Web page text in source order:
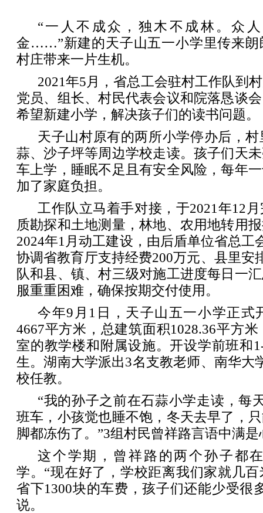
“一人不成众，独木不成林。众
金……”新建的天子山五一小学里传来朗
村庄带来一片生机。
2021年5月，省总工会驻村工作队到
党员、组长、村民代表会议和院落恳谈
希望新建小学，解决孩子们的读书问题。
天子山村原有的两所小学停办后，
蒜、沙子坪等周边学校走读。孩子们天
车上学，睡眠不足且有安全风险，每年
加了家庭负担。
工作队立马着手对接，于2021年12
质勘探和土地测量，林地、农用地转用
2024年1月动工建设，由后盾单位省总工
协调省教育厅支持经费200万元、县里安
队和县、镇、村三级对施工进度每日一
服重重困难，确保按期交付使用。
今年9月1日，天子山五一小学正式
4667平方米，总建筑面积1028.36平方
室的教学楼和附属设施。开设学前班和
生。湖南大学派出3名支教老师、南华大
校任教。
“我的孙子之前在石蒜小学走读，每
班车，小孩觉也睡不饱，冬天去早了，
脚都冻伤了。”3组村民曾祥路言语中满是
这个学期，曾祥路的两个孙子都
学。“现在好了，学校距离我们家就几
省下1300块的车费，孩子们还能少受很
说。